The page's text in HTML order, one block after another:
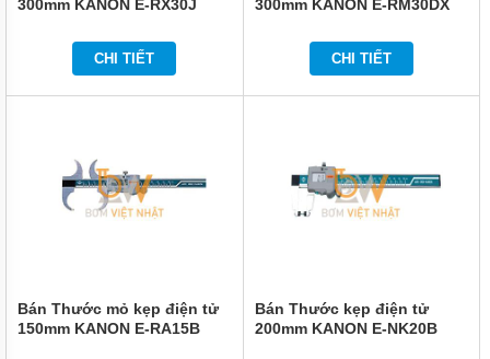
300mm KANON E-RX30J
CHI TIẾT
300mm KANON E-RM30DX
CHI TIẾT
Bán Thước mỏ kẹp điện tử
150mm KANON E-RA15B
Bán Thước kẹp điện tử
200mm KANON E-NK20B